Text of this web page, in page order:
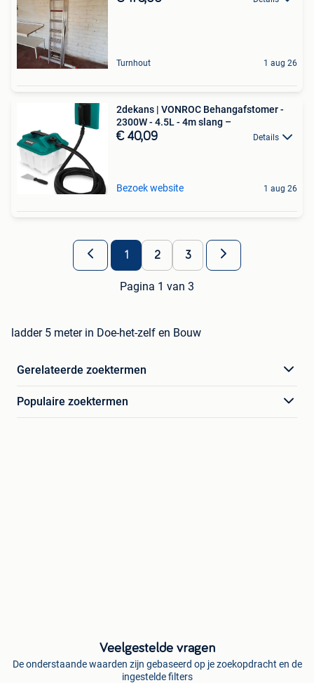
Turnhout 1 aug 26
2dekans | VONROC Behangafstomer -
2300W - 4.5L - 4m slang –
€ 40,09 Details
Bezoek website 1 aug 26
1 2 3
Pagina 1 van 3
ladder 5 meter in Doe-het-zelf en Bouw
Gerelateerde zoektermen
Populaire zoektermen
Veelgestelde vragen
De onderstaande waarden zijn gebaseerd op je zoekopdracht en de
ingestelde filters